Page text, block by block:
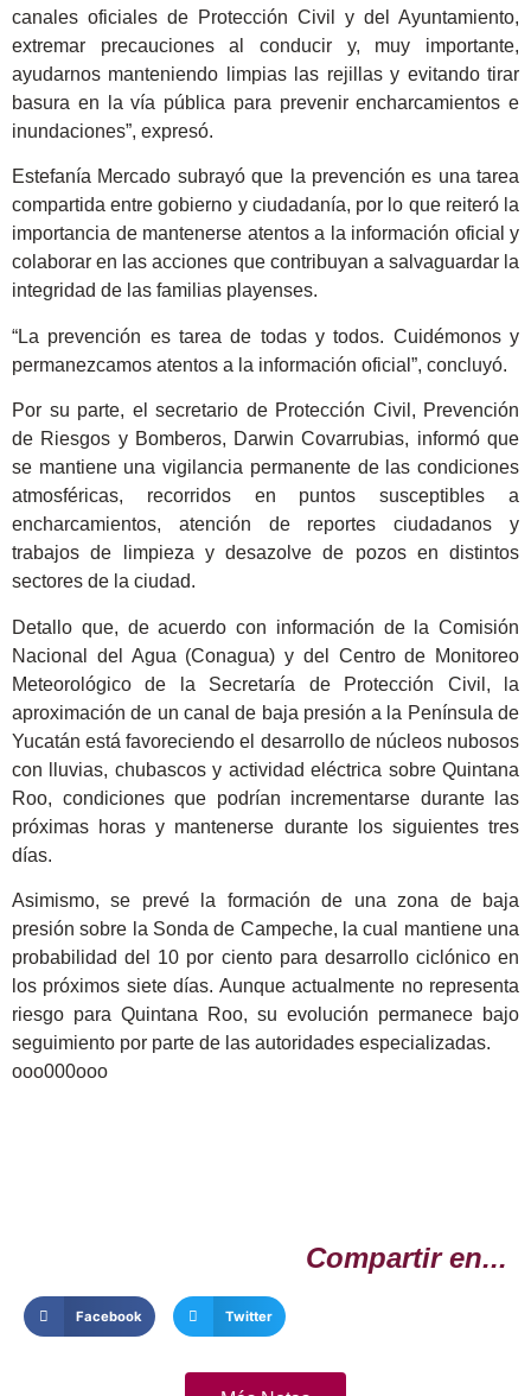
canales oficiales de Protección Civil y del Ayuntamiento,
extremar precauciones al conducir y, muy importante,
ayudarnos manteniendo limpias las rejillas y evitando tirar
basura en la vía pública para prevenir encharcamientos e
inundaciones”, expresó.
Estefanía Mercado subrayó que la prevención es una tarea
compartida entre gobierno y ciudadanía, por lo que reiteró la
importancia de mantenerse atentos a la información oficial y
colaborar en las acciones que contribuyan a salvaguardar la
integridad de las familias playenses.
“La prevención es tarea de todas y todos. Cuidémonos y
permanezcamos atentos a la información oficial”, concluyó.
Por su parte, el secretario de Protección Civil, Prevención
de Riesgos y Bomberos, Darwin Covarrubias, informó que
se mantiene una vigilancia permanente de las condiciones
atmosféricas, recorridos en puntos susceptibles a
encharcamientos, atención de reportes ciudadanos y
trabajos de limpieza y desazolve de pozos en distintos
sectores de la ciudad.
Detallo que, de acuerdo con información de la Comisión
Nacional del Agua (Conagua) y del Centro de Monitoreo
Meteorológico de la Secretaría de Protección Civil, la
aproximación de un canal de baja presión a la Península de
Yucatán está favoreciendo el desarrollo de núcleos nubosos
con lluvias, chubascos y actividad eléctrica sobre Quintana
Roo, condiciones que podrían incrementarse durante las
próximas horas y mantenerse durante los siguientes tres
días.
Asimismo, se prevé la formación de una zona de baja
presión sobre la Sonda de Campeche, la cual mantiene una
probabilidad del 10 por ciento para desarrollo ciclónico en
los próximos siete días. Aunque actualmente no representa
riesgo para Quintana Roo, su evolución permanece bajo
seguimiento por parte de las autoridades especializadas.
ooo000ooo
Compartir en...
Facebook Twitter